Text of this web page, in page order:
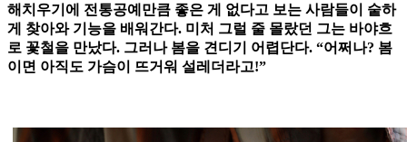
해치우기에 전통공예만큼 좋은 게 없다고 보는 사람들이 숱하
게 찾아와 기능을 배워간다. 미처 그럴 줄 몰랐던 그는 바야흐
로 꽃철을 만났다. 그러나 봄을 견디기 어렵단다. “어쩌나? 봄
이면 아직도 가슴이 뜨거워 설레더라고!”